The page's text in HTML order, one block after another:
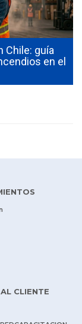
Chile: guía
en el
CLIENTE